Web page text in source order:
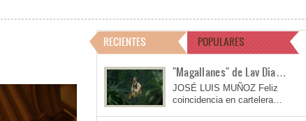
RECIENTES POPULARES
"Magallanes" de Lav Dia…
JOSÉ LUIS MUÑOZ Feliz
coincidencia en cartelera…